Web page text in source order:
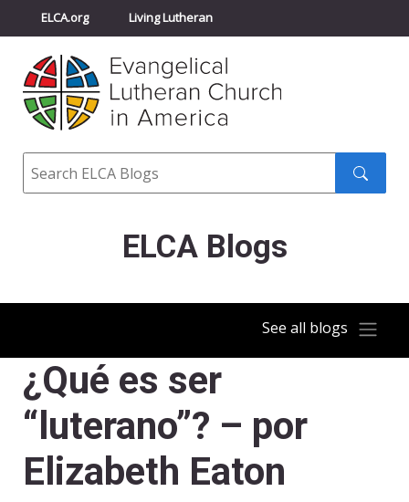
ELCA.org Living Lutheran
Churchwide Assembly
ELCA Directory
Search
ELCA Blogs
See all blogs
¿Qué es ser
“luterano”? – por
Elizabeth Eaton